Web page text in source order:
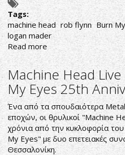
Tags:
machine head rob flynn Burn
logan mader
Read more about
MACHINE
HEAD:
ΑΝΑΚΟΙΝΩΣΑΝ
ΝΕΑ
ΜΕΛΗ
Machine Head
My Eyes 25th
Ένα από τα σπουδαιότερα
εποχών, οι θρυλικοί "Machine
χρόνια από την κυκλοφορία
My Eyes" με δυο επετειακές
Θεσσαλονίκη.